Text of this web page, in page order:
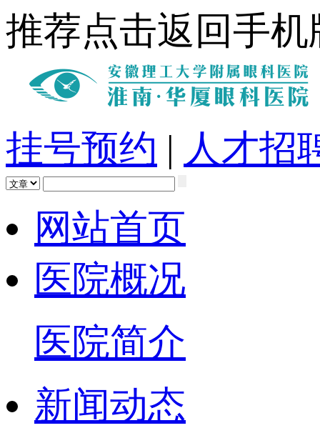
推荐点击返回手机
挂号预约 | 人才招
网站首页
医院概况
医院简介
新闻动态